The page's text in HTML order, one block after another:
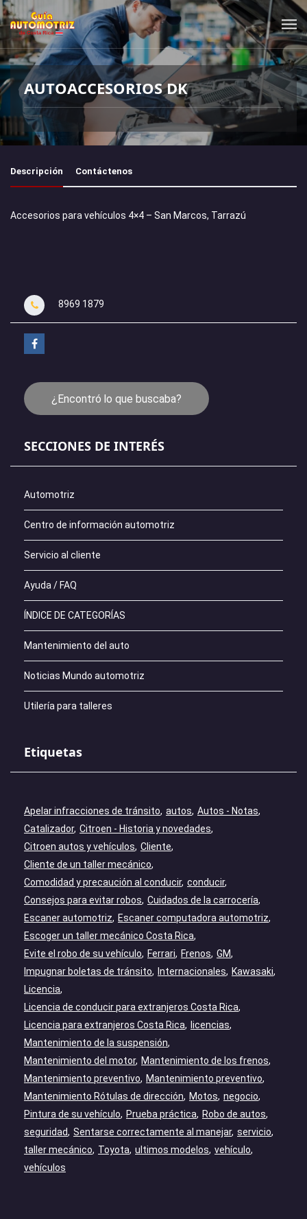
AUTOACCESORIOS DK
Descripción Contáctenos
Accesorios para vehículos 4×4 – San Marcos, Tarrazú
8969 1879
¿Encontró lo que buscaba?
SECCIONES DE INTERÉS
Automotriz
Centro de información automotriz
Servicio al cliente
Ayuda / FAQ
ÍNDICE DE CATEGORÍAS
Mantenimiento del auto
Noticias Mundo automotriz
Utilería para talleres
Etiquetas
Apelar infracciones de tránsito autos Autos - Notas
Catalizador Citroen - Historia y novedades
Citroen autos y vehículos Cliente
Cliente de un taller mecánico
Comodidad y precaución al conducir conducir
Consejos para evitar robos Cuidados de la carrocería
Escaner automotriz
Escaner computadora automotriz
Escoger un taller mecánico Costa Rica
Evite el robo de su vehículo
Ferrari Frenos GM
Impugnar boletas de tránsito
Internacionales
Kawasaki
Licencia
Licencia de conducir para extranjeros Costa Rica
Licencia para extranjeros Costa Rica
licencias
Mantenimiento de la suspensión
Mantenimiento del motor
Mantenimiento de los frenos
Mantenimiento preventivo
Mantenimiento preventivo
Mantenimiento Rótulas de dirección
Motos negocio
Pintura de su vehículo
Prueba práctica
Robo de autos
seguridad
Sentarse correctamente al manejar servicio
taller mecánico
Toyota ultimos modelos vehículo
vehículos